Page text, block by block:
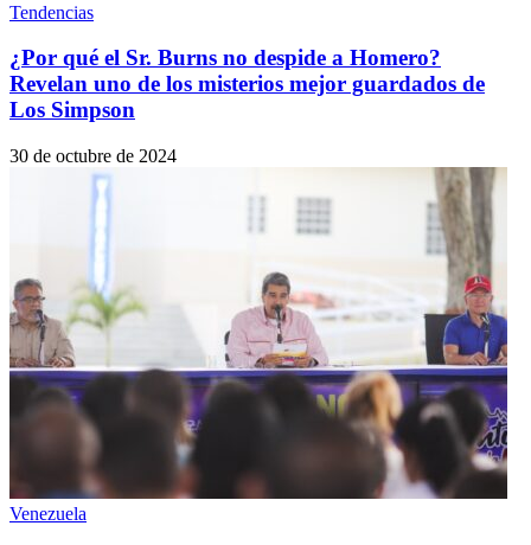
Tendencias
¿Por qué el Sr. Burns no despide a Homero?
Revelan uno de los misterios mejor guardados de
Los Simpson
30 de octubre de 2024
Venezuela